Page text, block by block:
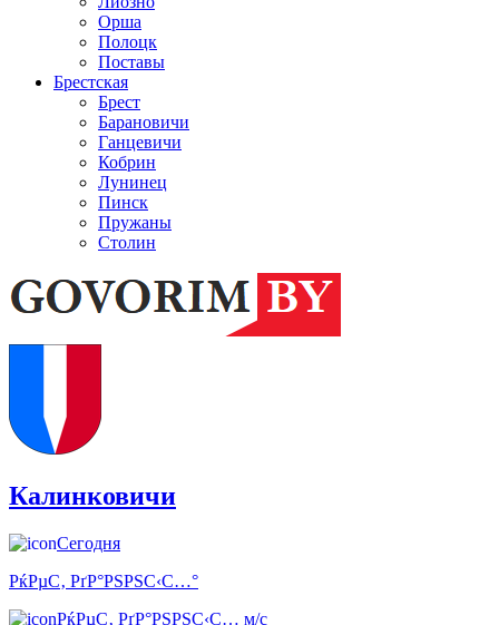
Орша
Полоцк
Поставы
Брестская
Брест
Барановичи
Ганцевичи
Кобрин
Лунинец
Пинск
Пружаны
Столин
Калинковичи
Сегодня
РќРµС‚ РґР°РЅРЅС‹С…°
РќРµС‚ РґР°РЅРЅС‹С… м/с